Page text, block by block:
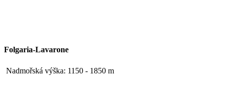
Folgaria-Lavarone
Nadmořská výška: 1150 - 1850 m